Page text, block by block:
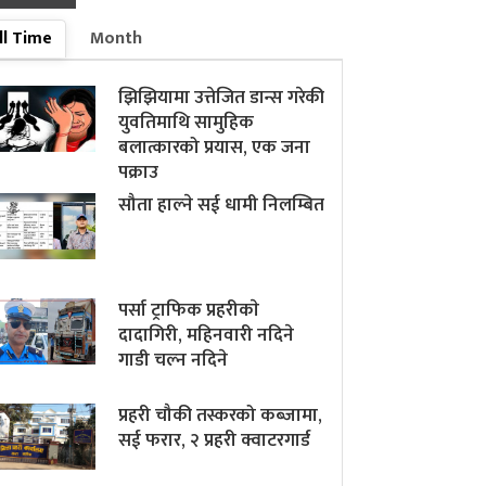
Time
Month
झिझियामा उत्तेजित डान्स गरेकी
युवतिमाथि सामुहिक
बलात्कारको प्रयास, एक जना
पक्राउ
सौता हाल्ने सई धामी निलम्बित
पर्सा ट्राफिक प्रहरीकाे
दादागिरी, महिनवारी नदिने
गाडी चल्न नदिने
प्रहरी चौकी तस्करको कब्जामा,
सई फरार, २ प्रहरी क्वाटरगार्ड